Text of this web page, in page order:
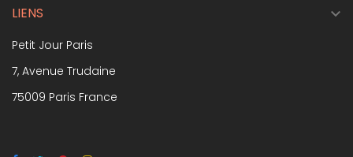
LIENS 
Petit Jour Paris
7, Avenue Trudaine
75009 Paris France